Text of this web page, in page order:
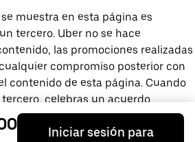
muestra en esta página es
tercero. Uber no se hace
las promociones realizadas
compromiso posterior con
contenido de esta página. Cuando
celebras un acuerdo
del que Uber no forma parte. Si
directamente con el
Iniciar sesión para